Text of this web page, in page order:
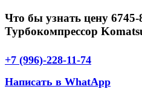
Что бы узнать цену 6745-
Турбокомпрессор
+7 (996)-228-11-74
Написать в WhatApp